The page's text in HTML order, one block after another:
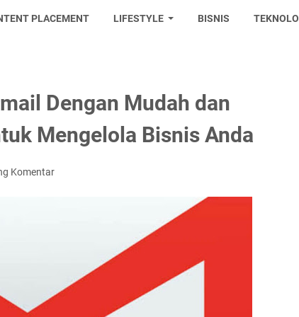
PLACEMENT LIFESTYLE BISNIS
Dengan Mudah dan
Mengelola Bisnis Anda
Komentar